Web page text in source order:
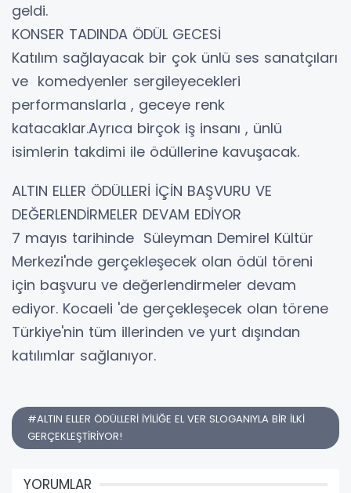
geldi.
KONSER TADINDA ÖDÜL GECESİ
Katılım sağlayacak bir çok ünlü ses sanatçıları
ve komedyenler sergileyecekleri
performanslarla , geceye renk
katacaklar.Ayrıca birçok iş insanı , ünlü
isimlerin takdimi ile ödüllerine kavuşacak.
ALTIN ELLER ÖDÜLLERİ İÇİN BAŞVURU VE
DEĞERLENDİRMELER DEVAM EDİYOR
7 mayıs tarihinde Süleyman Demirel Kültür
Merkezi'nde gerçekleşecek olan ödül töreni
için başvuru ve değerlendirmeler devam
ediyor. Kocaeli 'de gerçekleşecek olan törene
Türkiye'nin tüm illerinden ve yurt dışından
katılımlar sağlanıyor.
#ALTIN ELLER ÖDÜLLERİ İYİLİĞE EL VER SLOGANIYLA BİR İLKİ
GERÇEKLEŞTİRİYOR!
YORUMLAR